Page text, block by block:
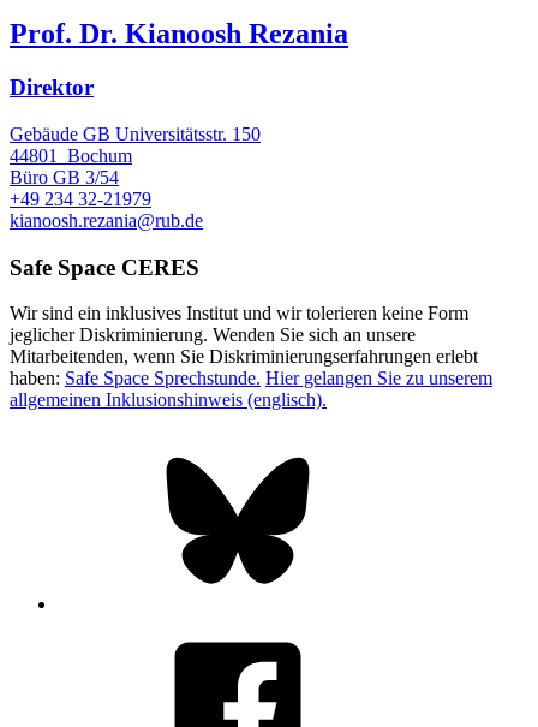
Prof. Dr. Kianoosh Rezania
Direktor
Gebäude GB Universitätsstr. 150
44801
Bochum
Büro GB 3/54
+49 234 32-21979
kianoosh.rezania@rub.de
Safe Space CERES
Wir sind ein inklusives Institut und wir tolerieren keine Form
jeglicher Diskriminierung. Wenden Sie sich an unsere
Mitarbeitenden, wenn Sie Diskriminierungserfahrungen erlebt
haben: Safe Space Sprechstunde. Hier gelangen Sie zu unserem
allgemeinen Inklusionshinweis (englisch).